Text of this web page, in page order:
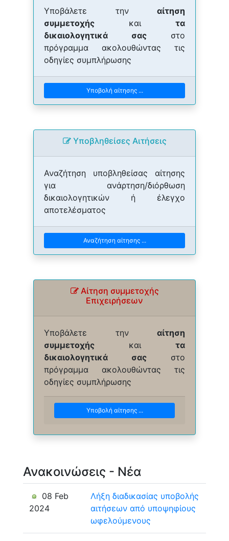
Υποβάλετε την αίτηση
συμμετοχής και τα
δικαιολογητικά σας στο
πρόγραμμα ακολουθώντας τις
οδηγίες συμπλήρωσης
Υποβολή αίτησης ...
Yποβληθείσες Αιτήσεις
Αναζήτηση υποβληθείσας αίτησης
για ανάρτηση/διόρθωση
δικαιολογητικών ή έλεγχο
αποτελέσματος
Αναζήτηση αίτησης ...
Αίτηση συμμετοχής
Επιχειρήσεων
Υποβάλετε την αίτηση
συμμετοχής και τα
δικαιολογητικά σας στο
πρόγραμμα ακολουθώντας τις
οδηγίες συμπλήρωσης
Υποβολή αίτησης ...
Ανακοινώσεις - Νέα
08 Feb
2024
Λήξη διαδικασίας υποβολής
αιτήσεων από υποψηφίους
ωφελούμενους